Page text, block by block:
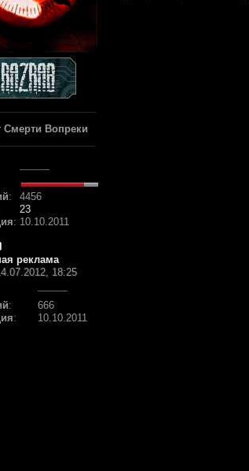
Смерти Вопреки
:
4456
23
: 10.10.2011
реклама
18:25
:
666
: 10.10.2011